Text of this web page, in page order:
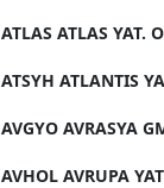
ATLAS ATLAS YAT.
ATSYH ATLANTIS
AVGYO AVRASYA
AVHOL AVRUPA